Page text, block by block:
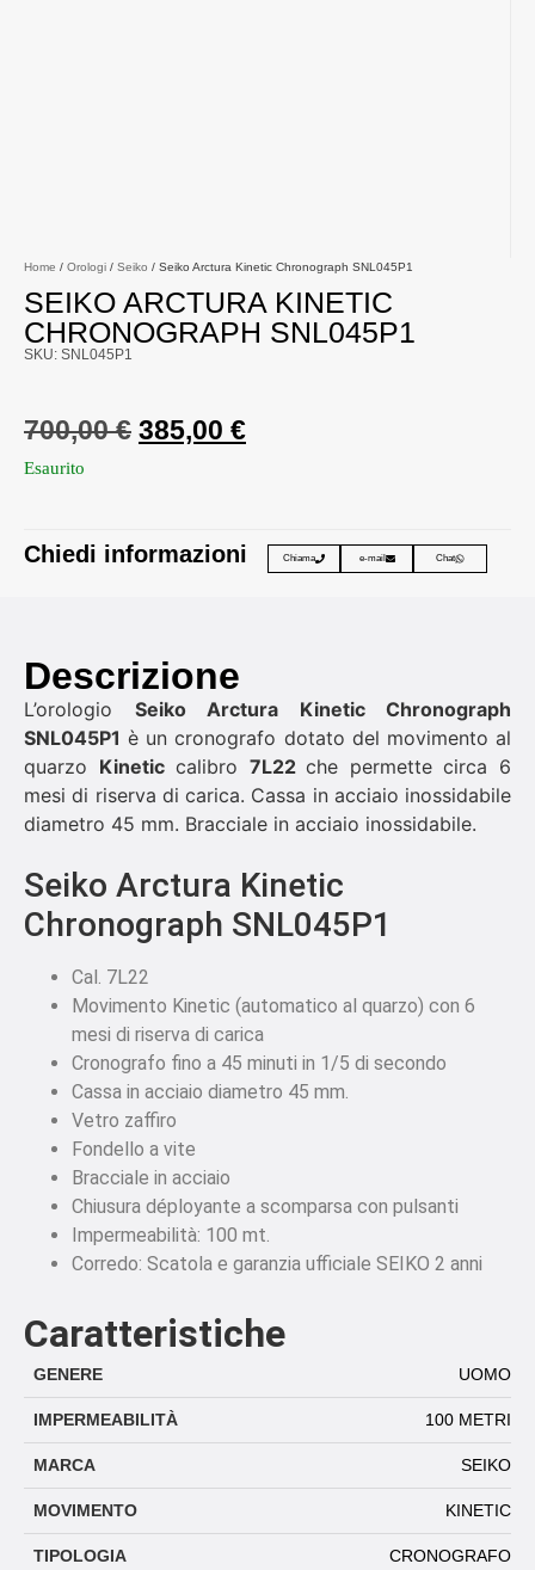
Home / Orologi / Seiko / Seiko Arctura Kinetic Chronograph SNL045P1
SEIKO ARCTURA KINETIC
CHRONOGRAPH SNL045P1
SKU: SNL045P1
700,00€ 385,00 €
Esaurito
Chiedi informazioni Chiama e-mail Chat
Descrizione
L’orologio Seiko Arctura Kinetic Chronograph
SNL045P1 è un cronografo dotato del movimento al
quarzo Kineticcalibro 7L22che permette circa 6
mesi di riserva di carica. Cassa in acciaio inossidabile
diametro 45 mm. Bracciale in acciaio inossidabile.
Seiko Arctura Kinetic
Chronograph SNL045P1
Cal. 7L22
Movimento Kinetic (automatico al quarzo) con 6
mesi di riserva di carica
Cronografo fino a 45 minuti in 1/5 di secondo
Cassa in acciaio diametro 45 mm.
Vetro zaffiro
Fondello a vite
Bracciale in acciaio
Chiusura déployante a scomparsa con pulsanti
Impermeabilità: 100 mt.
Corredo: Scatola e garanzia ufficiale SEIKO 2 anni
Caratteristiche
GENERE UOMO
IMPERMEABILITÀ 100 METRI
MARCA SEIKO
MOVIMENTO KINETIC
TIPOLOGIA CRONOGRAFO